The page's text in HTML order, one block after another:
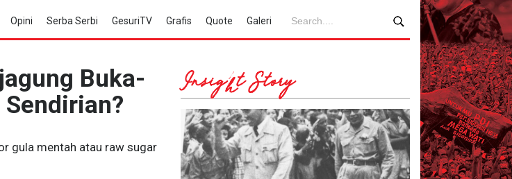
Opini Serba Serbi GesuriTV Grafis Quote Galeri
Buka-
gula mentah atau raw sugar
Insight Story